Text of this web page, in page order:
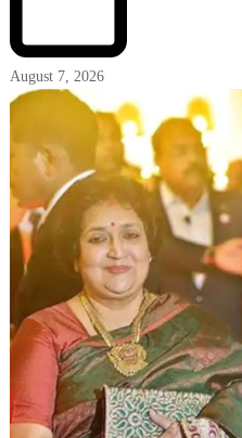
August 7, 2026